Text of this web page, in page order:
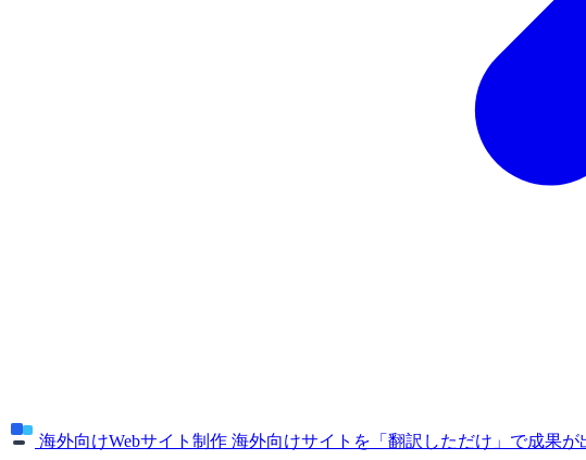
海外向けWebサイト制作 海外向けサイトを「翻訳しただけ」で成果